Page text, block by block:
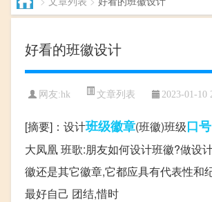
好看的班徽设计
网友:hk 文章列表 2023-01-10
[摘要]：设计班级徽章(班徽)班级口号
大凤凰 班歌:朋友如何设计班徽?做设
徽还是其它徽章,它都应具有代表性和
最好自己 团结,惜时